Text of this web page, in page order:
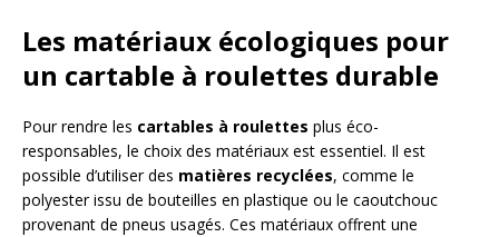
Les matériaux écologiques pour
un cartable à roulettes durable
Pour rendre les cartables à roulettes plus éco-
responsables, le choix des matériaux est essentiel. Il est
possible d’utiliser des matières recyclées, comme le
polyester issu de bouteilles en plastique ou le caoutchouc
provenant de pneus usagés. Ces matériaux offrent une